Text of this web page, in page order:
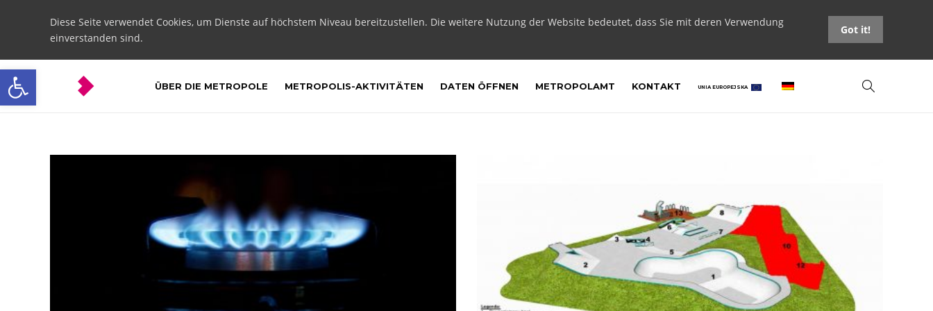
Open toolbar
Diese Seite verwendet Cookies, um Dienste auf höchstem Niveau bereitzustellen. Die weitere Nutzung der Website bedeutet, dass Sie mit deren Verwendung
einverstanden sind.
Got it!
ÜBER DIE METROPOLE METROPOLIS-AKTIVITÄTEN DATEN ÖFFNEN METROPOLAMT KONTAKT UNIA EUROPEJSKA